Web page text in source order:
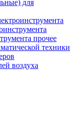
для
прочее
техники
воздуха